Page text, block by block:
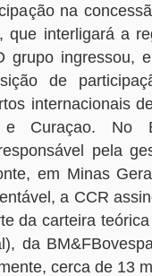
na
que interligará a
grupo ingressou,
de
internacionais
Curaçao. No
pela
em Minas
a CCR
da carteira
da
cerca de 13